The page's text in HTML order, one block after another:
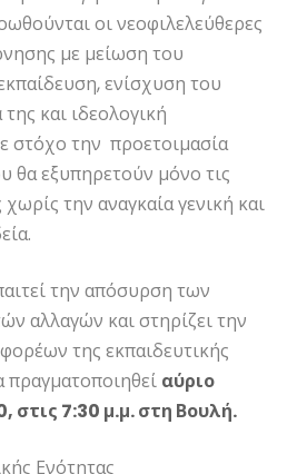
οι νεοφιλελεύθερες
με μείωση του
ενίσχυση του
και ιδεολογική
στόχο την προετοιμασία
θα εξυπηρετούν μόνο τις
την αναγκαία γενική και
την απόσυρση των
αλλαγών και στηρίζει την
της εκπαιδευτικής
αύριο
7:30 μ.μ. στη Βουλή.
Ενότητας